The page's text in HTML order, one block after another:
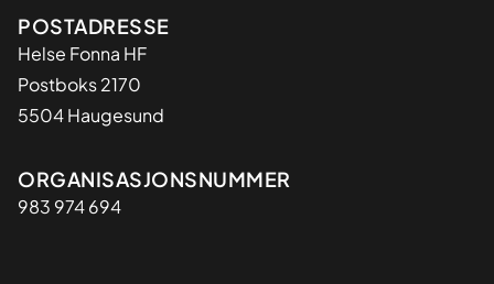
Adresse
POSTADRESSE
​Helse Fonna HF
Postboks 2170
5504 Haugesund
Organisasjon
ORGANISASJONSNUMMER
983 974 694